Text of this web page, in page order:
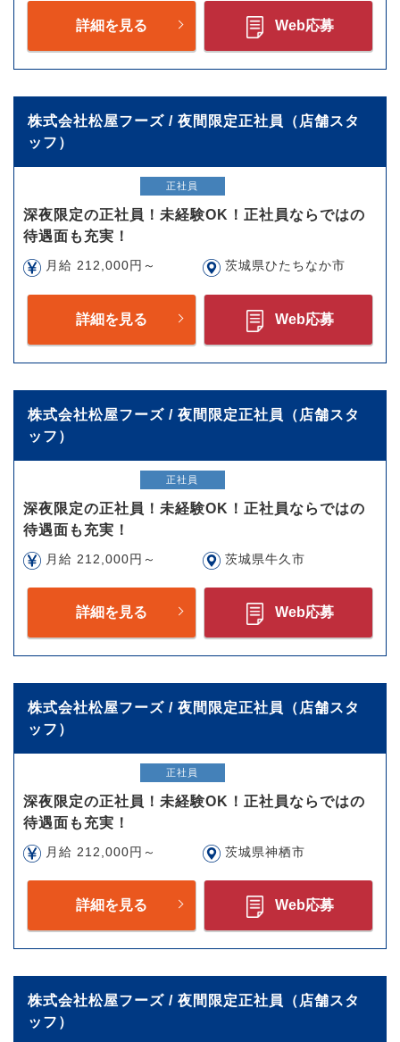
詳細を見る Web応募
株式会社松屋フーズ / 夜間限定正社員（店舗スタ
ッフ）
正社員
深夜限定の正社員！未経験OK！正社員ならではの
待遇面も充実！
月給 212,000円～ 茨城県ひたちなか市
詳細を見る Web応募
株式会社松屋フーズ / 夜間限定正社員（店舗スタ
ッフ）
正社員
深夜限定の正社員！未経験OK！正社員ならではの
待遇面も充実！
月給 212,000円～ 茨城県牛久市
詳細を見る Web応募
株式会社松屋フーズ / 夜間限定正社員（店舗スタ
ッフ）
正社員
深夜限定の正社員！未経験OK！正社員ならではの
待遇面も充実！
月給 212,000円～ 茨城県神栖市
詳細を見る Web応募
株式会社松屋フーズ / 夜間限定正社員（店舗スタ
ッフ）